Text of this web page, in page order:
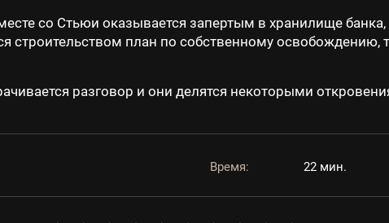
со Стьюи оказывается запертым в хранилище
строительством план по собственному освобождению,
разговор и они делятся некоторыми
Время: 22 мин.